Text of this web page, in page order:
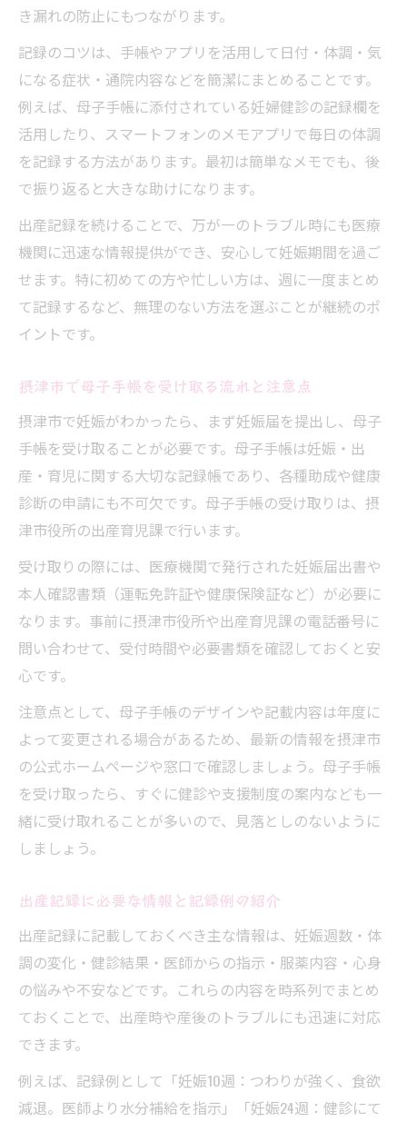
き漏れの防止にもつながります。
記録のコツは、手帳やアプリを活用して日付・体調・気
になる症状・通院内容などを簡潔にまとめることです。
例えば、母子手帳に添付されている妊婦健診の記録欄を
活用したり、スマートフォンのメモアプリで毎日の体調
を記録する方法があります。最初は簡単なメモでも、後
で振り返ると大きな助けになります。
出産記録を続けることで、万が一のトラブル時にも医療
機関に迅速な情報提供ができ、安心して妊娠期間を過ご
せます。特に初めての方や忙しい方は、週に一度まとめ
て記録するなど、無理のない方法を選ぶことが継続のポ
イントです。
摂津市で母子手帳を受け取る流れと注意点
摂津市で妊娠がわかったら、まず妊娠届を提出し、母子
手帳を受け取ることが必要です。母子手帳は妊娠・出
産・育児に関する大切な記録帳であり、各種助成や健康
診断の申請にも不可欠です。母子手帳の受け取りは、摂
津市役所の出産育児課で行います。
受け取りの際には、医療機関で発行された妊娠届出書や
本人確認書類（運転免許証や健康保険証など）が必要に
なります。事前に摂津市役所や出産育児課の電話番号に
問い合わせて、受付時間や必要書類を確認しておくと安
心です。
注意点として、母子手帳のデザインや記載内容は年度に
よって変更される場合があるため、最新の情報を摂津市
の公式ホームページや窓口で確認しましょう。母子手帳
を受け取ったら、すぐに健診や支援制度の案内なども一
緒に受け取れることが多いので、見落としのないように
しましょう。
出産記録に必要な情報と記録例の紹介
出産記録に記載しておくべき主な情報は、妊娠週数・体
調の変化・健診結果・医師からの指示・服薬内容・心身
の悩みや不安などです。これらの内容を時系列でまとめ
ておくことで、出産時や産後のトラブルにも迅速に対応
できます。
例えば、記録例として「妊娠10週：つわりが強く、食欲
減退。医師より水分補給を指示」「妊娠24週：健診にて